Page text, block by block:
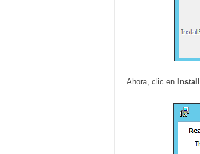
Ahora, clic en Install